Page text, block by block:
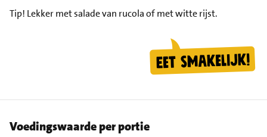
Tip! Lekker met salade van rucola of met witte rijst.
Voedingswaarde per portie